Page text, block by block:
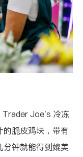
Trader Joe’s 冷冻
的脆皮鸡块，带有
钟就能得到媲美